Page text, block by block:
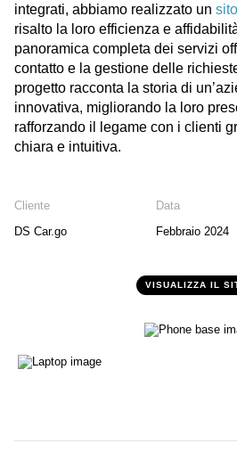
integrati, abbiamo realizzato un
risalto la loro efficienza e
panoramica completa dei servizi
contatto e la gestione delle
progetto racconta la storia di
innovativa, migliorando la loro
rafforzando il legame con i clienti
chiara e intuitiva.
Cliente
DS Car.go
Data
Febbraio 2024
VISUALIZZA IL